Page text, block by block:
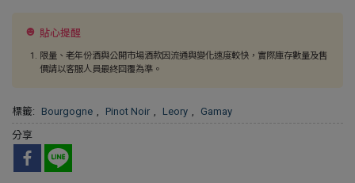
貼心提醒
限量、老年份酒與公開市場酒款因流通與變化速度較快，實際庫存數量及售
價請以客服人員最終回覆為準。
標籤: Bourgogne , Pinot Noir , Leory ,
Gamay
分享